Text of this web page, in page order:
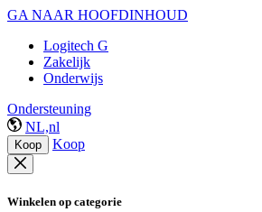
GA NAAR HOOFDINHOUD
Logitech G
Zakelijk
Onderwijs
Ondersteuning
NL,nl
Koop Koop
Winkelen op categorie